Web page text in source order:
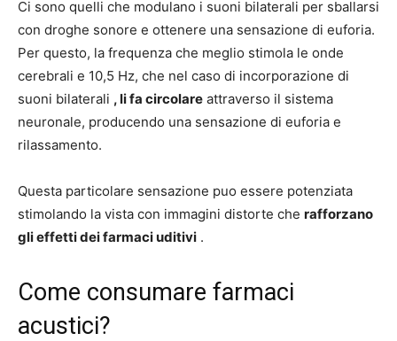
Ci sono quelli che modulano i suoni bilaterali per sballarsi
con droghe sonore e ottenere una sensazione di euforia.
Per questo, la frequenza che meglio stimola le onde
cerebrali e 10,5 Hz, che nel caso di incorporazione di
suoni bilaterali , li fa circolare attraverso il sistema
neuronale, producendo una sensazione di euforia e
rilassamento.
Questa particolare sensazione puo essere potenziata
stimolando la vista con immagini distorte che rafforzano
gli effetti dei farmaci uditivi .
Come consumare farmaci
acustici?